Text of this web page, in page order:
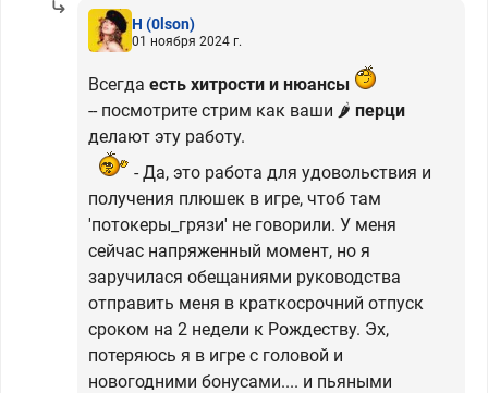
H (0lson)
01 ноября 2024 г.
Всегда есть хитрости и нюансы
-- посмотрите стрим как ваши 🌶️ перци
делают эту работу.
- Да, это работа для удовольствия и
получения плюшек в игре, чтоб там
'потокеры_грязи' не говорили. У меня
сейчас напряженный момент, но я
заручилася обещаниями руководства
отправить меня в краткосрочний отпуск
сроком на 2 недели к Рождеству. Эх,
потеряюсь я в игре с головой и
новогодними бонусами.... и пьяными